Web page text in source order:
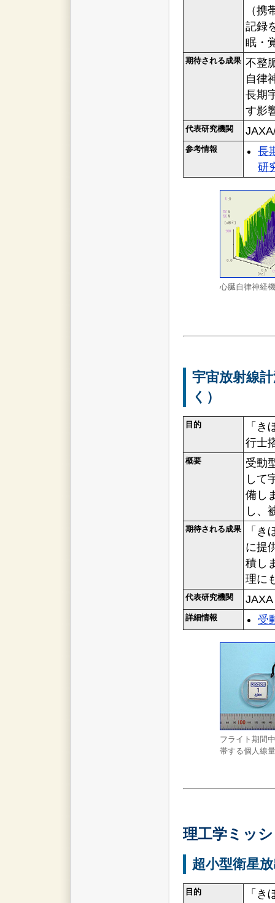
（
記録
眠・
期待される成果 不整
自律
長期
す影
代表研究機関
参考情報
長
研
心臓自律神経
宇宙放射線
く）
目的
「
行士
概要
受動
して
備し
し、
期待される成果
「
に提
積し
理に
代表研究機関 JAXA
詳細情報 受
フライト期間
帯する個人線
理工学ミッ
超小型衛星
目的
「